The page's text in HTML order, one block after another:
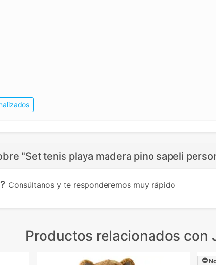
"Set tenis playa madera pino sapeli
Consúltanos y te responderemos muy rápido
Productos relacionados con